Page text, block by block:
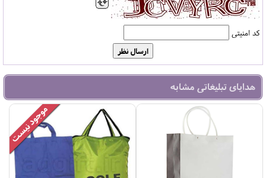
کد امنیتی
هدایای تبلیغاتی مشابه